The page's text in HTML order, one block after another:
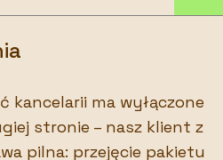
kancelarii ma wyłączone
stronie – nasz klient z
pilna: przejęcie pakietu